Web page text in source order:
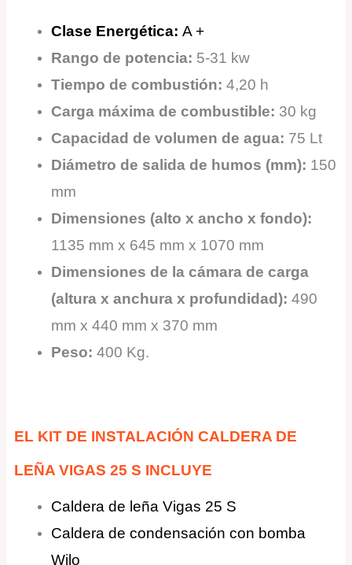
Clase Energética: A +
Rango de potencia: 5-31 kw
Tiempo de combustión: 4,20 h
Carga máxima de combustible: 30 kg
Capacidad de volumen de agua: 75 Lt
Diámetro de salida de humos (mm): 150
mm
Dimensiones (alto x ancho x fondo):
1135 mm x 645 mm x 1070 mm
Dimensiones de la cámara de carga
(altura x anchura x profundidad): 490
mm x 440 mm x 370 mm
Peso: 400 Kg.
EL KIT DE INSTALACIÓN CALDERA DE
LEÑA VIGAS 25 S INCLUYE
Caldera de leña Vigas 25 S
Caldera de condensación con bomba
Wilo